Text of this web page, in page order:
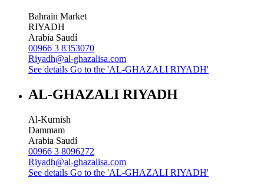
Bahrain Market
RIYADH
Arabia Saudí
00966 3 8353070
Riyadh@al-ghazalisa.com
See details Go to the 'AL-GHAZALI RIYADH'
AL-GHAZALI RIYADH
Al-Kurnish
Dammam
Arabia Saudí
00966 3 8096272
Riyadh@al-ghazalisa.com
See details Go to the 'AL-GHAZALI RIYADH'